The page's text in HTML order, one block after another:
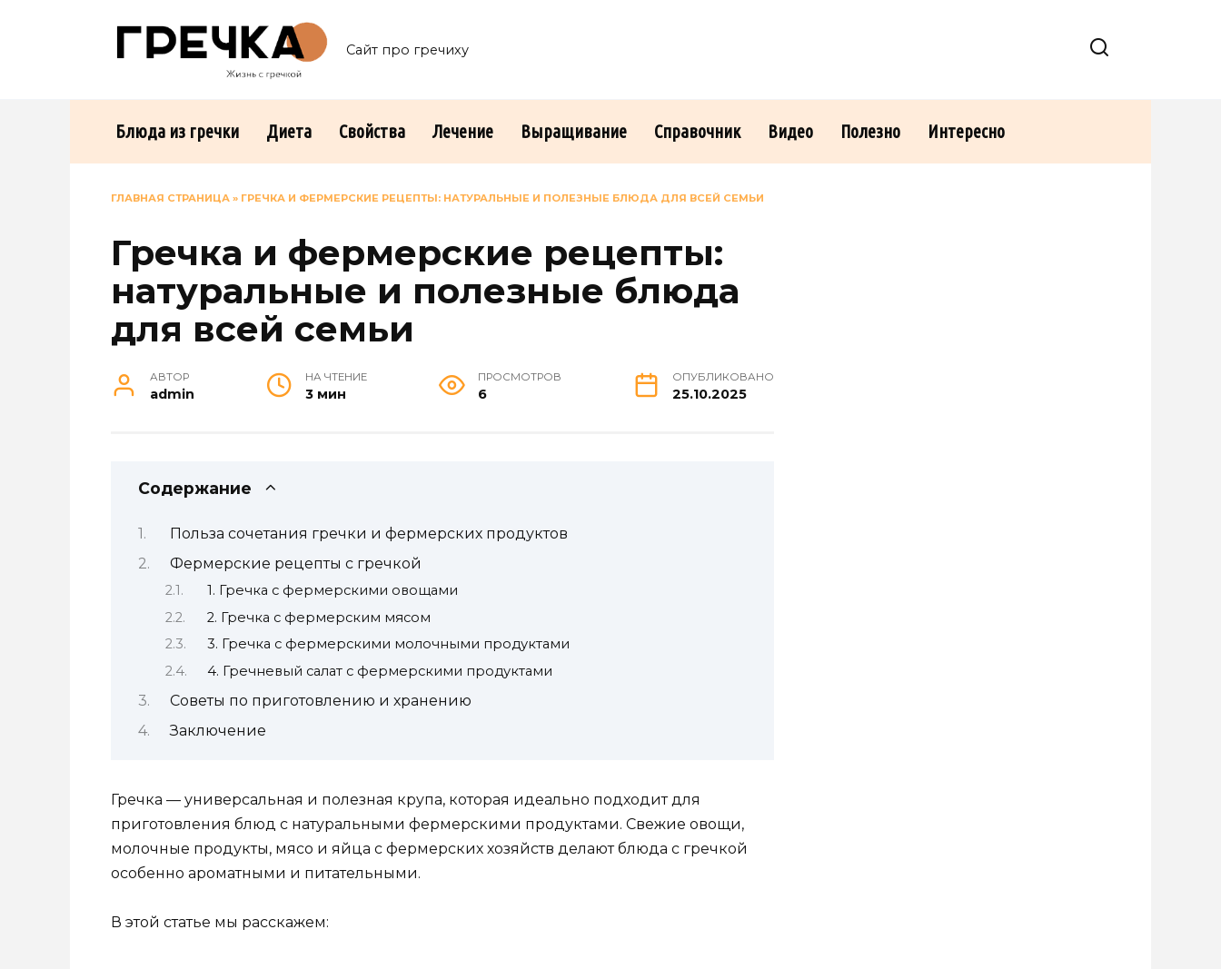
Сайт про гречиху
Блюда из гречки Диета Свойства Лечение Выращивание Справочник Видео Полезно Интересно
ГЛАВНАЯ СТРАНИЦА » ГРЕЧКА И ФЕРМЕРСКИЕ РЕЦЕПТЫ: НАТУРАЛЬНЫЕ И ПОЛЕЗНЫЕ БЛЮДА ДЛЯ ВСЕЙ СЕМЬИ
Гречка и фермерские рецепты:
натуральные и полезные блюда
для всей семьи
АВТОР
admin
НА ЧТЕНИЕ
3 мин
ПРОСМОТРОВ
6
ОПУБЛИКОВАНО
25.10.2025
Содержание
Польза сочетания гречки и фермерских продуктов
Фермерские рецепты с гречкой
1. Гречка с фермерскими овощами
2. Гречка с фермерским мясом
3. Гречка с фермерскими молочными продуктами
4. Гречневый салат с фермерскими продуктами
Советы по приготовлению и хранению
Заключение
Гречка — универсальная и полезная крупа, которая идеально подходит для
приготовления блюд с натуральными фермерскими продуктами. Свежие овощи,
молочные продукты, мясо и яйца с фермерских хозяйств делают блюда с гречкой
особенно ароматными и питательными.
В этой статье мы расскажем: